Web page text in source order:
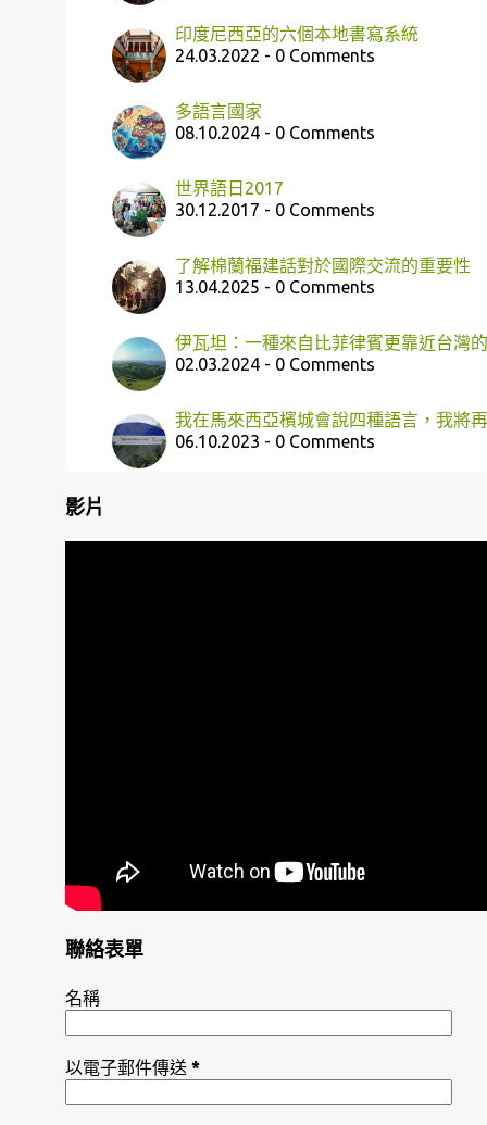
印度尼西亞的六個本地書寫系統
24.03.2022 - 0 Comments
多語言國家
08.10.2024 - 0 Comments
世界語日2017
30.12.2017 - 0 Comments
了解棉蘭福建話對於國際交流的重要性
13.04.2025 - 0 Comments
伊瓦坦：一種來自比菲律賓更靠近台灣
02.03.2024 - 0 Comments
我在馬來西亞檳城會說四種語言，我將
06.10.2023 - 0 Comments
影片
聯絡表單
名稱
以電子郵件傳送 *